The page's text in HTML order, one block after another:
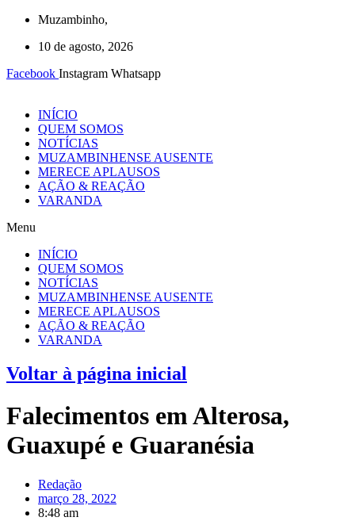
Muzambinho,
10 de agosto, 2026
Facebook Instagram Whatsapp
INÍCIO
QUEM SOMOS
NOTÍCIAS
MUZAMBINHENSE AUSENTE
MERECE APLAUSOS
AÇÃO & REAÇÃO
VARANDA
Menu
INÍCIO
QUEM SOMOS
NOTÍCIAS
MUZAMBINHENSE AUSENTE
MERECE APLAUSOS
AÇÃO & REAÇÃO
VARANDA
Voltar à página inicial
Falecimentos em Alterosa,
Guaxupé e Guaranésia
Redação
março 28, 2022
8:48 am